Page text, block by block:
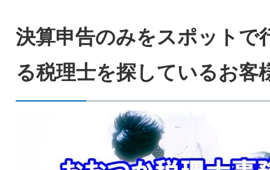
決算申告のみをスポットで
る税理士を探しているお客